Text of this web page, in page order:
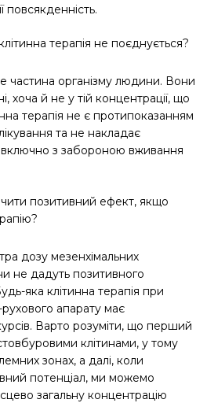
повсякденність.
терапія не поєднується?
частина організму людини. Вони
хоча й не у тій концентрації, що
терапія не є протипоказанням
та не накладає
з забороною вживання
позитивний ефект, якщо
дозу мезенхімальних
не дадуть позитивного
яка клітинна терапія при
апарату має
Варто розуміти, що перший
клітинами, у тому
зонах, а далі, коли
потенціал, ми можемо
загальну концентрацію